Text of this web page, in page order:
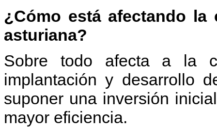
¿Cómo está afectando
asturiana?
Sobre todo afecta a la
implantación y desarrollo
suponer una inversión
mayor eficiencia.